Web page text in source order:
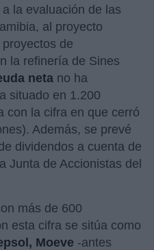
la evaluación de las
al proyecto
de
la refinería de Sines
neta no ha
situado en 1.200
con la cifra en que cerró
Además, se prevé
dividendos a cuenta de
Junta de Accionistas del
más de 600
esta cifra se sitúa como
Moeve -antes